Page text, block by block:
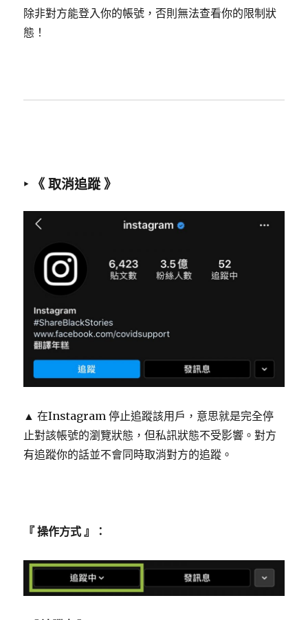
除非對方能登入你的帳號，否則無法查看你的限制狀
態！
‣ 《 取消追蹤 》
▲ 在Instagram 停止追蹤該用戶，意思就是完全停
止對該帳號的瀏覽狀態，但私訊狀態不受影響。對方
有追蹤你的話並不會同時取消對方的追蹤。
『 操作方式 』：